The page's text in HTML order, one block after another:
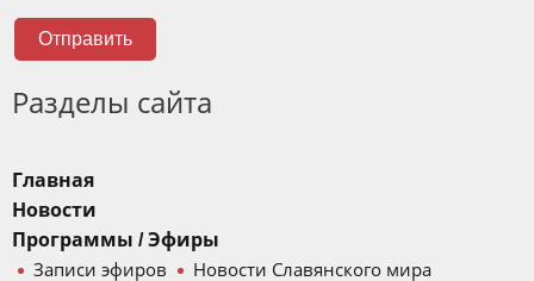
Отправить
Разделы сайта
Главная
Новости
Программы / Эфиры
Записи эфиров
Новости Славянского мира